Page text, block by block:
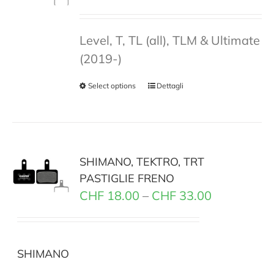
Level, T, TL (all), TLM & Ultimate
(2019-)
Select options Dettagli
SHIMANO, TEKTRO, TRT
PASTIGLIE FRENO
CHF 18.00 – CHF 33.00
SHIMANO